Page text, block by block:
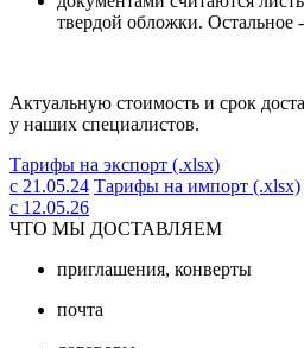
твердой обложки. Остальное
Актуальную стоимость и срок
у наших специалистов.
Тарифы на экспорт (.xlsx)
с 21.05.24 Тарифы на импорт (.xlsx)
с 12.05.26
ЧТО МЫ ДОСТАВЛЯЕМ
приглашения, конверты
почта